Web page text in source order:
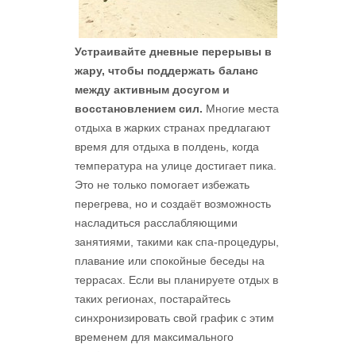
Устраивайте дневные перерывы в
жару, чтобы поддержать баланс
между активным досугом и
восстановлением сил. Многие места
отдыха в жарких странах предлагают
время для отдыха в полдень, когда
температура на улице достигает пика.
Это не только помогает избежать
перегрева, но и создаёт возможность
насладиться расслабляющими
занятиями, такими как спа-процедуры,
плавание или спокойные беседы на
террасах. Если вы планируете отдых в
таких регионах, постарайтесь
синхронизировать свой график с этим
временем для максимального